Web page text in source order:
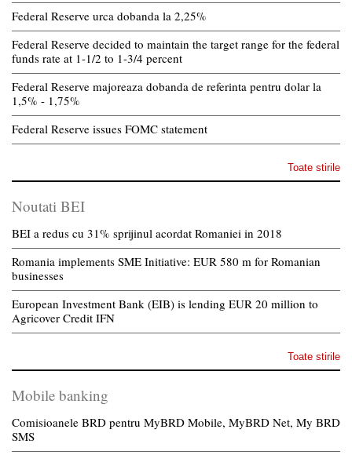
Federal Reserve urca dobanda la 2,25%
Federal Reserve decided to maintain the target range for the federal
funds rate at 1-1/2 to 1-3/4 percent
Federal Reserve majoreaza dobanda de referinta pentru dolar la
1,5% - 1,75%
Federal Reserve issues FOMC statement
Toate stirile
Noutati BEI
BEI a redus cu 31% sprijinul acordat Romaniei in 2018
Romania implements SME Initiative: EUR 580 m for Romanian
businesses
European Investment Bank (EIB) is lending EUR 20 million to
Agricover Credit IFN
Toate stirile
Mobile banking
Comisioanele BRD pentru MyBRD Mobile, MyBRD Net, My BRD
SMS